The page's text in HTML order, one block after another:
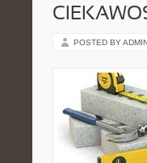
POSTED BY